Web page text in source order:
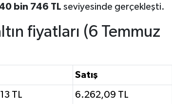
bin 746 TL seviyesinde gerçekleşti.
fiyatları (6 Temmuz
Satış
TL 6.262,09 TL